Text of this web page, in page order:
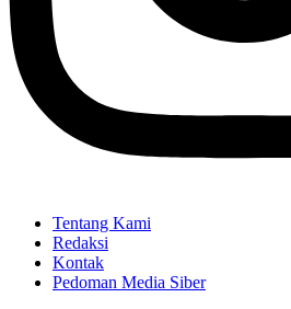
Tentang Kami
Redaksi
Kontak
Pedoman Media Siber